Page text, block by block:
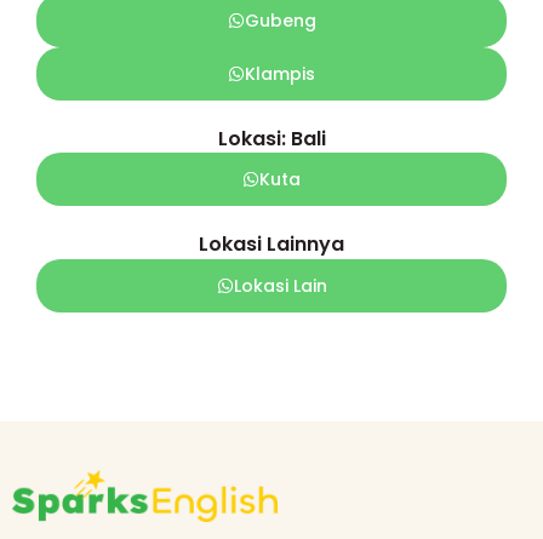
Gubeng
Klampis
Lokasi: Bali
Kuta
Lokasi Lainnya
Lokasi Lain